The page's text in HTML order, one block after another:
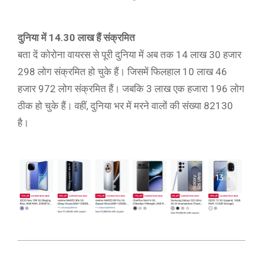
दुनिया में 14.30 लाख हैं संक्रमित
बता दें कोरोना वायरस से पूरी दुनिया में अब तक 14 लाख 30 हजार
298 लोग संक्रमित हो चुके हैं। जिसमें फिलहाल 10 लाख 46
हजार 972 लोग संक्रमित हैं। जबकि 3 लाख एक हजारा 196 लोग
ठीक हो चुके हैं। वहीं, दुनिया भर में मरने वालों की संख्या 82130
है।